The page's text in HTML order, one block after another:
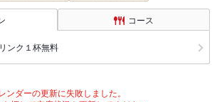
コース
ンク１杯無料
ンダーの更新に失敗しました。